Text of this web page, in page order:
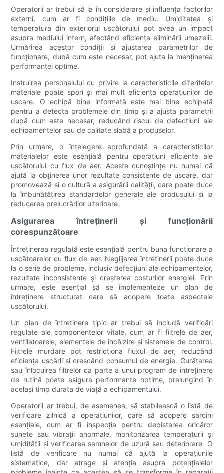
Operatorii ar trebui să ia în considerare și influența factorilor
externi, cum ar fi condițiile de mediu. Umiditatea și
temperatura din exteriorul uscătorului pot avea un impact
asupra mediului intern, afectând eficiența eliminării umezelii.
Urmărirea acestor condiții și ajustarea parametrilor de
funcționare, după cum este necesar, pot ajuta la menținerea
performanței optime.
Instruirea personalului cu privire la caracteristicile diferitelor
materiale poate spori și mai mult eficiența operațiunilor de
uscare. O echipă bine informată este mai bine echipată
pentru a detecta problemele din timp și a ajusta parametrii
după cum este necesar, reducând riscul de defecțiuni ale
echipamentelor sau de calitate slabă a produselor.
Prin urmare, o înțelegere aprofundată a caracteristicilor
materialelor este esențială pentru operațiuni eficiente ale
uscătorului cu flux de aer. Aceste cunoștințe nu numai că
ajută la obținerea unor rezultate consistente de uscare, dar
promovează și o cultură a asigurării calității, care poate duce
la îmbunătățirea standardelor generale ale produsului și la
reducerea prelucrărilor ulterioare.
Asigurarea întreținerii și funcționării
corespunzătoare
Întreținerea regulată este esențială pentru buna funcționare a
uscătoarelor cu flux de aer. Neglijarea întreținerii poate duce
la o serie de probleme, inclusiv defecțiuni ale echipamentelor,
rezultate inconsistente și creșterea costurilor energiei. Prin
urmare, este esențial să se implementeze un plan de
întreținere structurat care să acopere toate aspectele
uscătorului.
Un plan de întreținere tipic ar trebui să includă verificări
regulate ale componentelor vitale, cum ar fi filtrele de aer,
ventilatoarele, elementele de încălzire și sistemele de control.
Filtrele murdare pot restricționa fluxul de aer, reducând
eficiența uscării și crescând consumul de energie. Curățarea
sau înlocuirea filtrelor ca parte a unui program de întreținere
de rutină poate asigura performanțe optime, prelungind în
același timp durata de viață a echipamentului.
Operatorii ar trebui, de asemenea, să stabilească o listă de
verificare zilnică a operațiunilor, care să acopere sarcini
esențiale, cum ar fi inspecția pentru depistarea oricăror
sunete sau vibrații anormale, monitorizarea temperaturii și
umidității și verificarea semnelor de uzură sau deteriorare. O
listă de verificare nu numai că ajută la operațiunile
sistematice, dar atrage și atenția asupra potențialelor